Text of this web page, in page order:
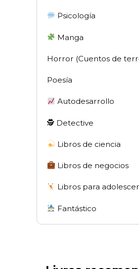
Psicología
Manga
Horror (Cuentos de
Poesía
Autodesarrollo
🕵 Detective
Libros de ciencia
Libros de negocios
Libros para
Fantástico